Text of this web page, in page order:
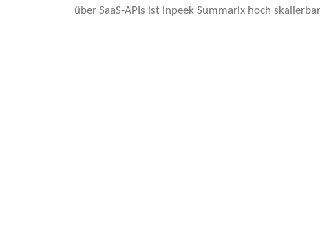
über SaaS-APIs ist inpeek Summarix hoch